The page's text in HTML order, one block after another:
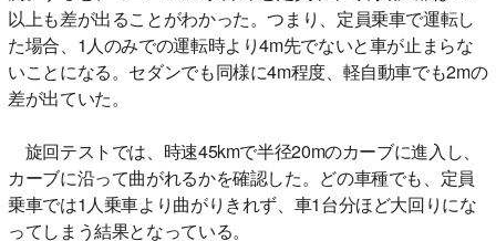
以上も差が出ることがわかった。つまり、定員乗車で運転し
た場合、1人のみでの運転時より4m先でないと車が止まらな
いことになる。セダンでも同様に4m程度、軽自動車でも2mの
差が出ていた。
旋回テストでは、時速45kmで半径20mのカーブに進入し、
カーブに沿って曲がれるかを確認した。どの車種でも、定員
乗車では1人乗車より曲がりきれず、車1台分ほど大回りにな
ってしまう結果となっている。